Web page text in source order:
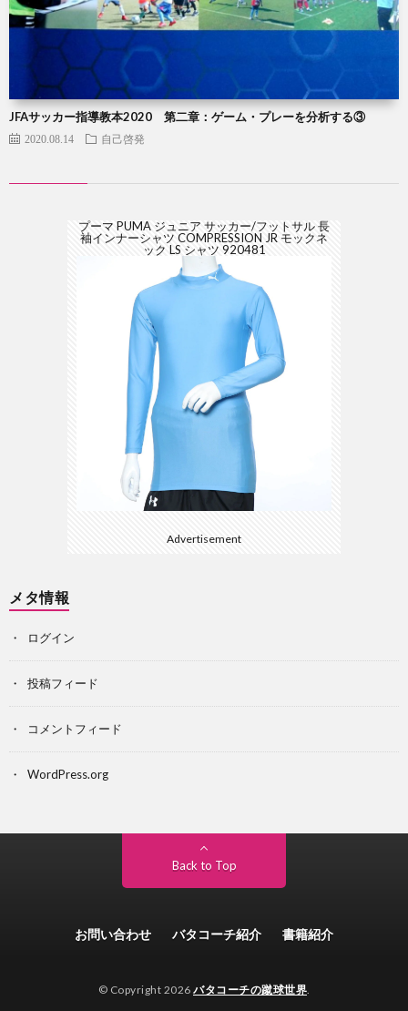
JFAサッカー指導教本2020 第二章：ゲーム・プレーを分析する③
2020.08.14 自己啓発
プーマ PUMA ジュニア サッカー/フットサル 長
袖インナーシャツ COMPRESSION JR モックネ
ック LS シャツ 920481
Advertisement
メタ情報
ログイン
投稿フィード
コメントフィード
WordPress.org
Back to Top
お問い合わせ バタコーチ紹介 書籍紹介
© Copyright 2026 バタコーチの蹴球世界